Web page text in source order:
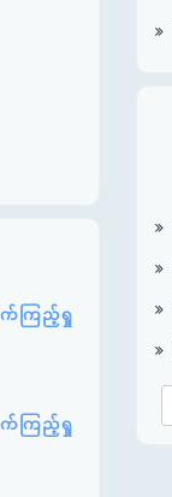
က်ကြည့်ရှု
က်ကြည့်ရှု